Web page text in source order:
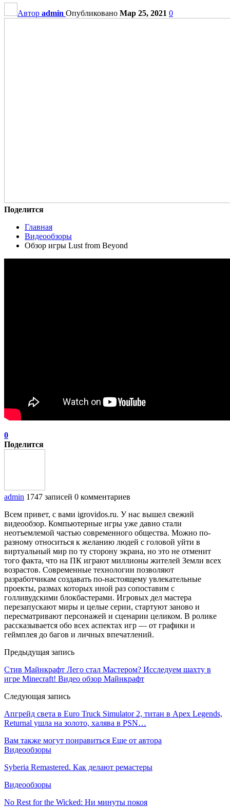
Автор admin Опубликовано Мар 25, 2021 0
Поделится
Главная
Видеообзоры
Обзор игры Lust from Beyond
0
Поделится
admin 1747 записей 0 комментариев
Всем привет, с вами igrovidos.ru. У нас вышел свежий
видеообзор. Компьютерные игры уже давно стали
неотъемлемой частью современного общества. Можно по-
разному относиться к желанию людей с головой уйти в
виртуальный мир по ту сторону экрана, но это не отменит
того факта, что на ПК играют миллионы жителей Земли всех
возрастов. Современные технологии позволяют
разработчикам создавать по-настоящему увлекательные
проекты, размах которых иной раз сопоставим с
голливудскими блокбастерами. Игровых дел мастера
перезапускают миры и целые серии, стартуют заново и
пересматривают персонажей и сценарии целиком. В ролике
рассказывается обо всех аспектах игр — от графики и
геймплея до багов и личных впечатлений.
Предыдущая запись
Стив Майнкрафт Лего стал Мастером? Исследуем шахту в
игре Minecraft! Видео обзор Майнкрафт
Следующая запись
Апгрейд света в Euro Truck Simulator 2, титан в Apex Legends,
Returnal ушла на золото, халява в PSN…
Вам также могут понравиться Еще от автора
Видеообзоры
Syberia Remastered. Как делают ремастеры
Видеообзоры
No Rest for the Wicked: Ни минуты покоя